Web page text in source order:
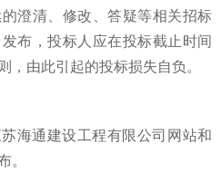
的澄清、修改、答疑等相关招标
发布，投标人应在投标截止时间
，由此引起的投标损失自负。
海通建设工程有限公司网站和
。